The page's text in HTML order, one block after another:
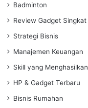
Badminton
Review Gadget Singkat
Strategi Bisnis
Manajemen Keuangan
Skill yang Menghasilkan
HP & Gadget Terbaru
Bisnis Rumahan